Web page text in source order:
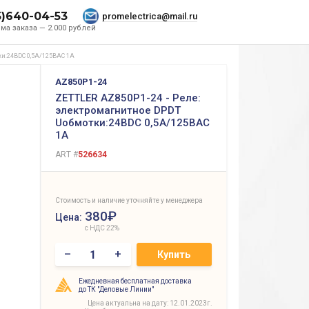
заказа — 2.000 рублей
04-53 promelectrica@mail.ru
0,5A/125ВAC 1А
AZ850P1-24
ZETTLER AZ850P1-24 - Реле:
электромагнитное DPDT
Uобмотки:24ВDC 0,5A/125ВAC
1А
ART #526634
Стоимость и наличие уточняйте у менеджера
Цена: 380₽
с НДС 22%
– + Купить
Ежедневная бесплатная доставка
до ТК "Деловые Линии"
Цена актуальна на дату: 12.01.2023г.